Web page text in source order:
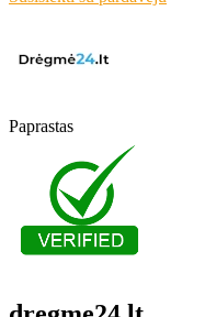
Paprastas